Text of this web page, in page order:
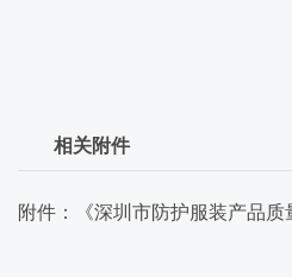
相关附件
附件：《深圳市防护服装产品